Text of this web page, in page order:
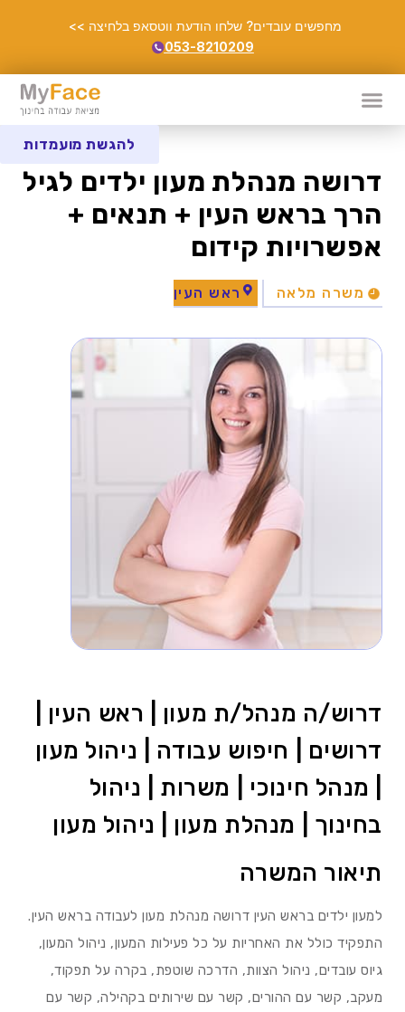
מחפשים עובדים? שלחו הודעת ווטסאפ בלחיצה >>
053-8210209
דרושה מנהלת מעון ילדים לגיל
הרך בראש העין + תנאים +
אפשרויות קידום
משרה מלאה ראש העין
להגשת מועמדות
דרוש/ה מנהל/ת מעון | ראש העין |
דרושים | חיפוש עבודה | ניהול מעון
| מנהל חינוכי | משרות | ניהול
בחינוך | מנהלת מעון | ניהול מעון
תיאור המשרה
למעון ילדים בראש העין דרושה מנהלת מעון לעבודה בראש העין.
התפקיד כולל את האחריות על כל פעילות המעון, ניהול המעון,
גיוס עובדים, ניהול הצוות, הדרכה שוטפת, בקרה על תפקוד,
מעקב, קשר עם ההורים, קשר עם שירותים בקהילה, קשר עם